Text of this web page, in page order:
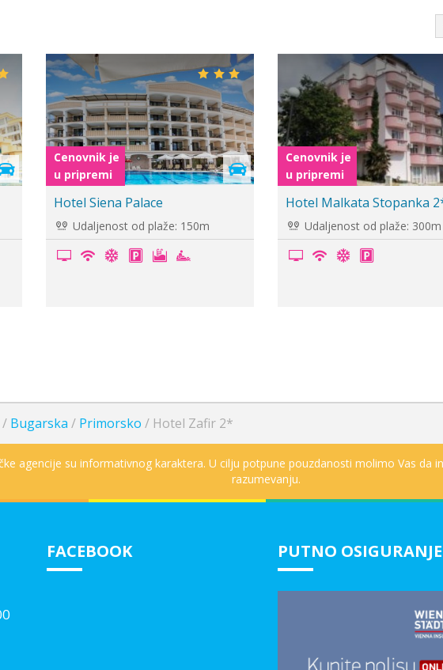
Cenovnik je
u pripremi
Hotel Prestige City II
Udaljenost od plaže: -
Cenovnik je
u pripremi
Hotel Anestes 2*
Udaljenost od plaže: 300m
/ Bugarska / Primorsko / Hotel Zafir 2*
agencije su informativnog karaktera. U cilju potpune pouzdanosti molimo Vas da
razumevanju.
FACEBOOK PUTNO OSIGURANJE